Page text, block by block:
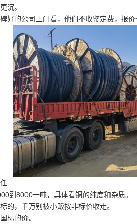
沉。
好的公司上门看，他们不收鉴定费，报
到8000一吨，具体看铜的纯度和杂质。
的，千万别被小贩按非标价收走。
标的价。